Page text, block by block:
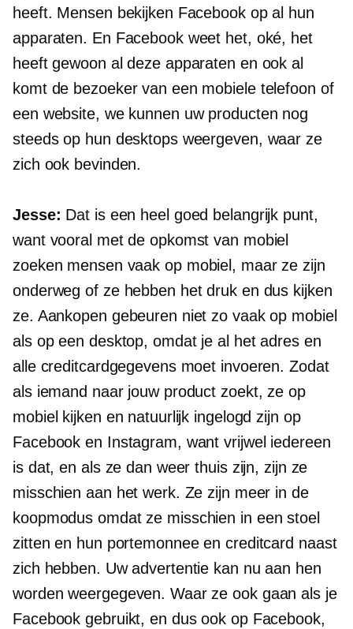
heeft. Mensen bekijken Facebook op al hun
apparaten. En Facebook weet het, oké, het
heeft gewoon al deze apparaten en ook al
komt de bezoeker van een mobiele telefoon of
een website, we kunnen uw producten nog
steeds op hun desktops weergeven, waar ze
zich ook bevinden.
Jesse: Dat is een heel goed belangrijk punt,
want vooral met de opkomst van mobiel
zoeken mensen vaak op mobiel, maar ze zijn
onderweg of ze hebben het druk en dus kijken
ze. Aankopen gebeuren niet zo vaak op mobiel
als op een desktop, omdat je al het adres en
alle creditcardgegevens moet invoeren. Zodat
als iemand naar jouw product zoekt, ze op
mobiel kijken en natuurlijk ingelogd zijn op
Facebook en Instagram, want vrijwel iedereen
is dat, en als ze dan weer thuis zijn, zijn ze
misschien aan het werk. Ze zijn meer in de
koopmodus omdat ze misschien in een stoel
zitten en hun portemonnee en creditcard naast
zich hebben. Uw advertentie kan nu aan hen
worden weergegeven. Waar ze ook gaan als je
Facebook gebruikt, en dus ook op Facebook,